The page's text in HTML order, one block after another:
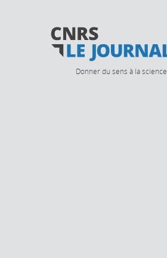
Donner du sens à la science